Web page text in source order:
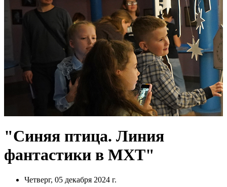
"Синяя птица. Линия
фантастики в МХТ"
Четверг, 05 декабря 2024 г.